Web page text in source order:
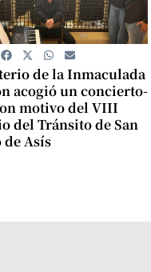
de la Inmaculada
acogió un concierto-
motivo del VIII
del Tránsito de San
de Asís